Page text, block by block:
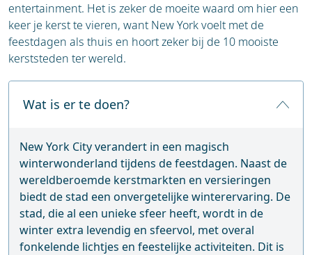
entertainment. Het is zeker de moeite waard om hier een
keer je kerst te vieren, want New York voelt met de
feestdagen als thuis en hoort zeker bij de 10 mooiste
kerststeden ter wereld.
Wat is er te doen?
New York City verandert in een magisch
winterwonderland tijdens de feestdagen. Naast de
wereldberoemde kerstmarkten en versieringen
biedt de stad een onvergetelijke winterervaring. De
stad, die al een unieke sfeer heeft, wordt in de
winter extra levendig en sfeervol, met overal
fonkelende lichtjes en feestelijke activiteiten. Dit is